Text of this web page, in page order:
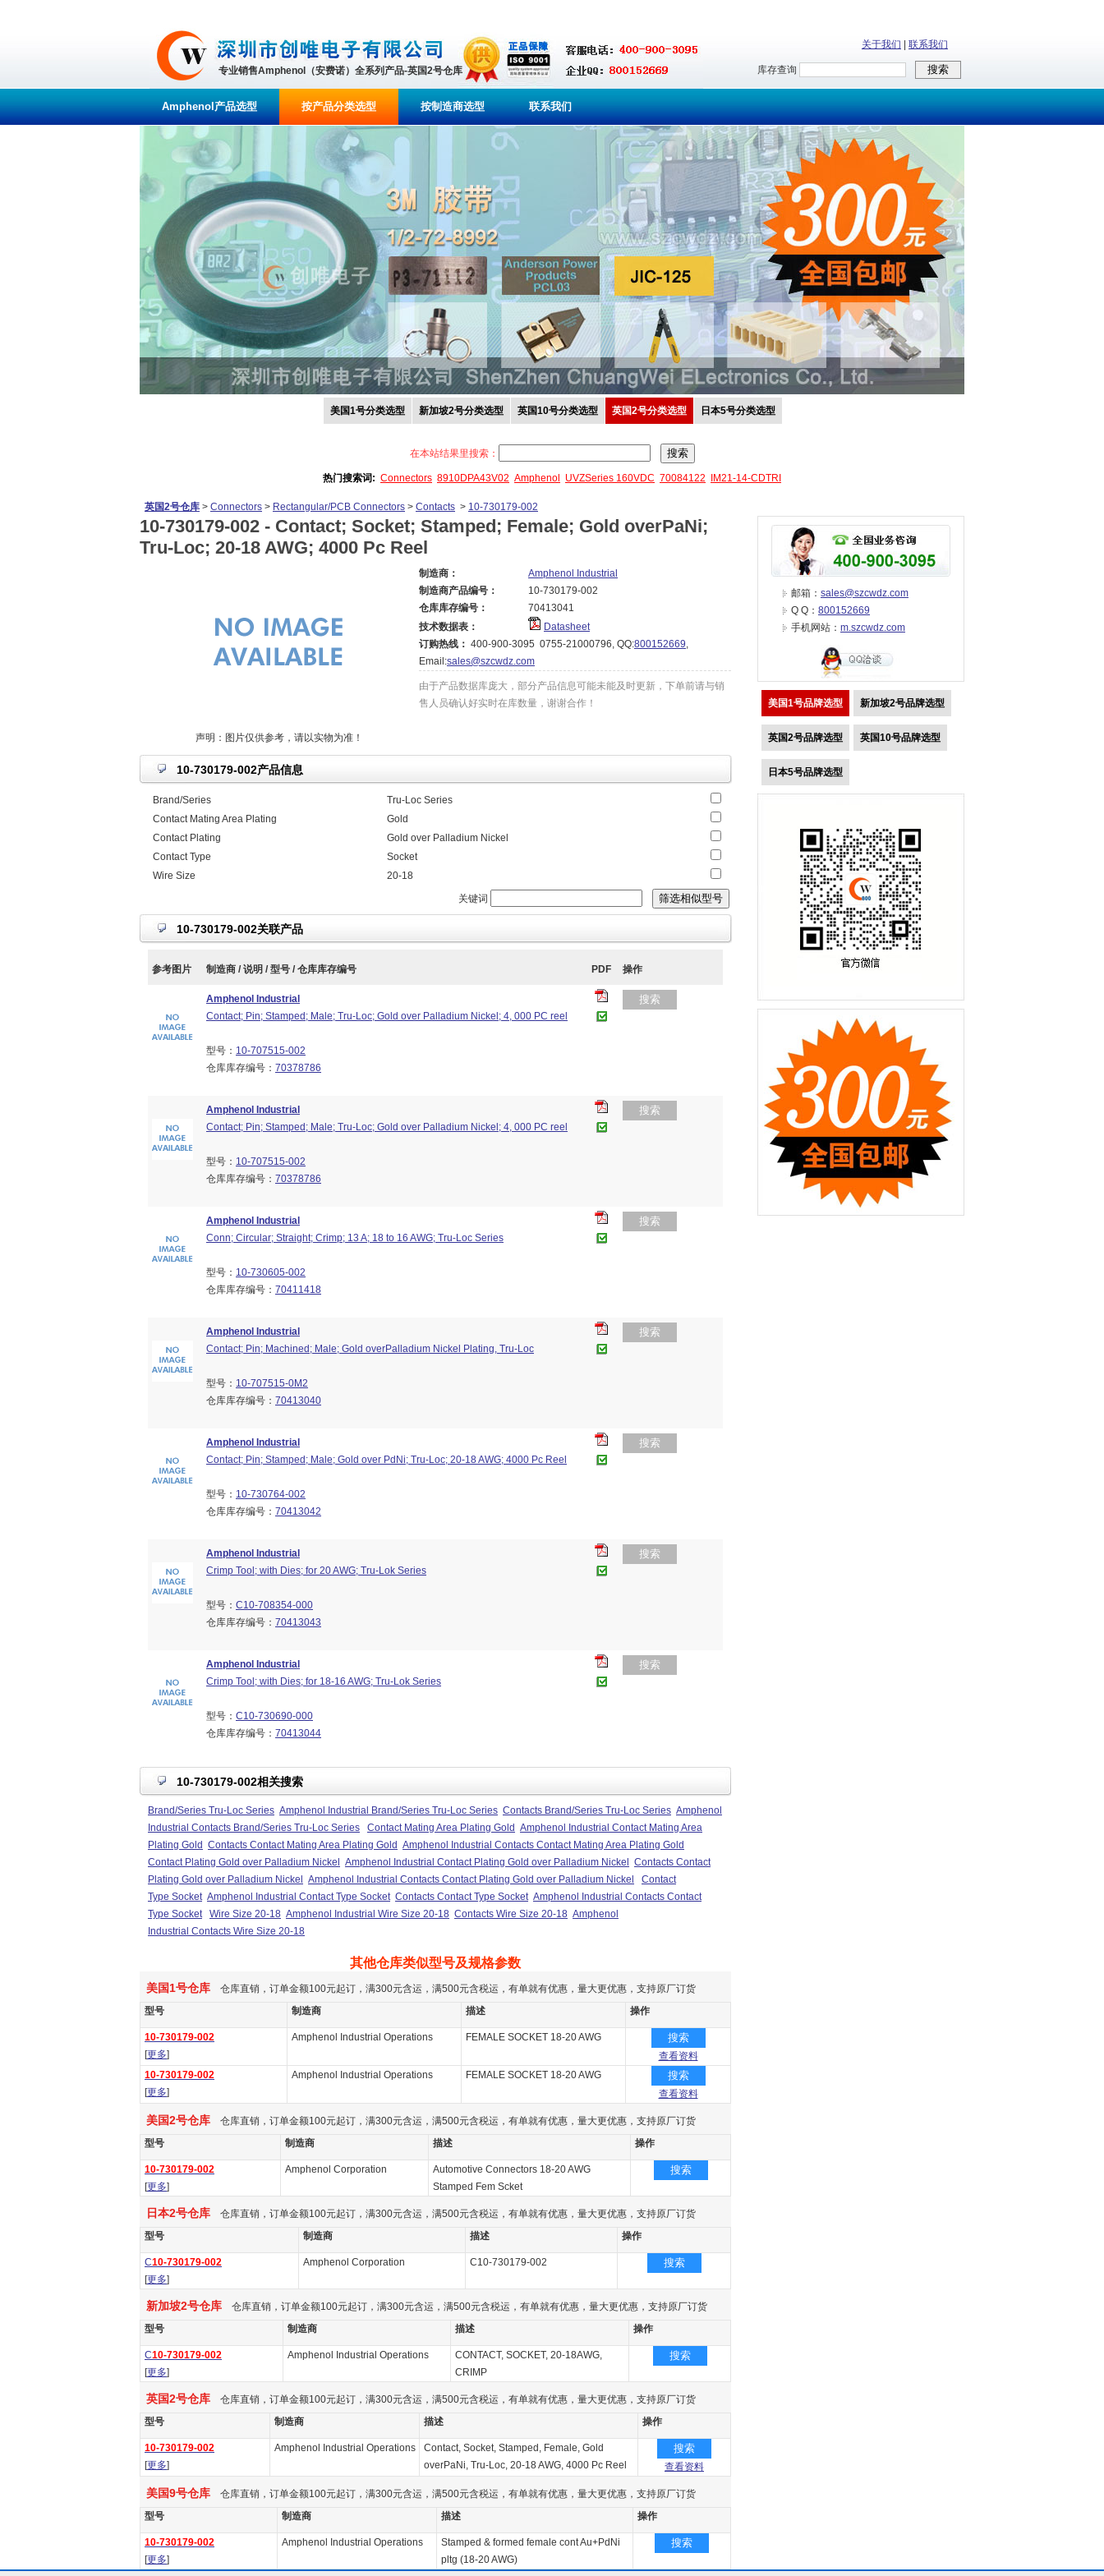
专业销售Amphenol（安费诺）全系列产品-英国2号仓库
关于我们 联系我们
库存查询
Amphenol产品选型 按产品分类选型 按制造商选型 联系我们
美国1号分类选型 新加坡2号分类选型 英国10号分类选型 英国2号分类选型 日本5号分类选型
在本站结果里搜索：
热门搜索词: Connectors 8910DPA43V02 Amphenol UVZSeries 160VDC 70084122 IM21-14-CDTRI
英国2号仓库 > Connectors > Rectangular/PCB Connectors > Contacts > 10-730179-002
10-730179-002 - Contact; Socket; Stamped; Female; Gold overPaNi;
Tru-Loc; 20-18 AWG; 4000 Pc Reel
声明：图片仅供参考，请以实物为准！
制造商：
Amphenol Industrial
制造商产品编号：
10-730179-002
仓库库存编号：
70413041
技术数据表：
Datasheet
订购热线： 400-900-3095 0755-21000796, QQ:800152669,
Email:sales@szcwdz.com
由于产品数据库庞大，部分产品信息可能未能及时更新，下单前请与销
售人员确认好实时在库数量，谢谢合作！
10-730179-002产品信息
Brand/Series
Tru-Loc Series
Contact Mating Area Plating
Gold
Contact Plating
Gold over Palladium Nickel
Contact Type
Socket
Wire Size
20-18
关键词
10-730179-002关联产品
参考图片 制造商 / 说明 / 型号 / 仓库库存编号 PDF 操作
Amphenol Industrial
Contact; Pin; Stamped; Male; Tru-Loc; Gold over Palladium Nickel; 4, 000 PC reel
型号： 10-707515-002
仓库库存编号： 70378786
搜索
Amphenol Industrial
Contact; Pin; Stamped; Male; Tru-Loc; Gold over Palladium Nickel; 4, 000 PC reel
型号： 10-707515-002
仓库库存编号： 70378786
搜索
Amphenol Industrial
Conn; Circular; Straight; Crimp; 13 A; 18 to 16 AWG; Tru-Loc Series
型号： 10-730605-002
仓库库存编号： 70411418
搜索
Amphenol Industrial
Contact; Pin; Machined; Male; Gold overPalladium Nickel Plating, Tru-Loc
型号： 10-707515-0M2
仓库库存编号： 70413040
搜索
Amphenol Industrial
Contact; Pin; Stamped; Male; Gold over PdNi; Tru-Loc; 20-18 AWG; 4000 Pc Reel
型号： 10-730764-002
仓库库存编号： 70413042
搜索
Amphenol Industrial
Crimp Tool; with Dies; for 20 AWG; Tru-Lok Series
型号： C10-708354-000
仓库库存编号： 70413043
搜索
Amphenol Industrial
Crimp Tool; with Dies; for 18-16 AWG; Tru-Lok Series
型号： C10-730690-000
仓库库存编号： 70413044
搜索
10-730179-002相关搜索
Brand/Series Tru-Loc Series Amphenol Industrial Brand/Series Tru-Loc Series Contacts Brand/Series Tru-Loc Series Amphenol
Industrial Contacts Brand/Series Tru-Loc Series
Contact Mating Area Plating Gold Amphenol Industrial Contact Mating Area
Plating Gold Contacts Contact Mating Area Plating Gold Amphenol Industrial Contacts Contact Mating Area Plating Gold
Contact Plating Gold over Palladium Nickel
Amphenol Industrial Contact Plating Gold over Palladium Nickel
Contacts Contact
Plating Gold over Palladium Nickel
Amphenol Industrial Contacts Contact Plating Gold over Palladium Nickel
Contact
Type Socket Amphenol Industrial Contact Type Socket Contacts Contact Type Socket Amphenol Industrial Contacts Contact
Type Socket
Wire Size 20-18 Amphenol Industrial Wire Size 20-18 Contacts Wire Size 20-18 Amphenol
Industrial Contacts Wire Size 20-18
其他仓库类似型号及规格参数
美国1号仓库 仓库直销，订单金额100元起订，满300元含运，满500元含税运，有单就有优惠，量大更优惠，支持原厂订货
型号
制造商 描述 操作
10-730179-002
[更多]
Amphenol Industrial Operations FEMALE SOCKET 18-20 AWG 搜索
查看资料
10-730179-002
[更多]
Amphenol Industrial Operations FEMALE SOCKET 18-20 AWG 搜索
查看资料
美国2号仓库 仓库直销，订单金额100元起订，满300元含运，满500元含税运，有单就有优惠，量大更优惠，支持原厂订货
型号
制造商 描述 操作
10-730179-002
[更多]
Amphenol Corporation
Automotive Connectors 18-20 AWG
Stamped Fem Scket
搜索
日本2号仓库 仓库直销，订单金额100元起订，满300元含运，满500元含税运，有单就有优惠，量大更优惠，支持原厂订货
型号
制造商 描述 操作
C10-730179-002
[更多]
Amphenol Corporation C10-730179-002 搜索
新加坡2号仓库 仓库直销，订单金额100元起订，满300元含运，满500元含税运，有单就有优惠，量大更优惠，支持原厂订货
型号
制造商 描述 操作
C10-730179-002
[更多]
Amphenol Industrial Operations
CONTACT, SOCKET, 20-18AWG,
CRIMP
搜索
英国2号仓库 仓库直销，订单金额100元起订，满300元含运，满500元含税运，有单就有优惠，量大更优惠，支持原厂订货
型号
制造商 描述 操作
10-730179-002
[更多]
Amphenol Industrial Operations
Contact, Socket, Stamped, Female, Gold
overPaNi, Tru-Loc, 20-18 AWG, 4000 Pc Reel
搜索
查看资料
美国9号仓库 仓库直销，订单金额100元起订，满300元含运，满500元含税运，有单就有优惠，量大更优惠，支持原厂订货
型号
制造商 描述 操作
10-730179-002
[更多]
Amphenol Industrial Operations
Stamped & formed female cont Au+PdNi
pltg (18-20 AWG)
搜索
邮箱： sales@szcwdz.com
Q Q： 800152669
手机网站： m.szcwdz.com
美国1号品牌选型 新加坡2号品牌选型
英国2号品牌选型 英国10号品牌选型
日本5号品牌选型